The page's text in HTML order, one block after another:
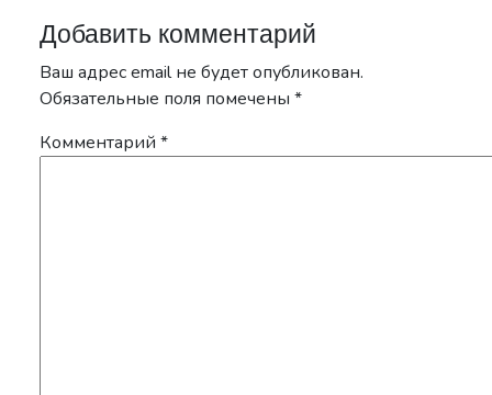
Добавить комментарий
Ваш адрес email не будет опубликован.
Обязательные поля помечены *
Комментарий *